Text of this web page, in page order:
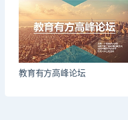
教育有方高峰论坛